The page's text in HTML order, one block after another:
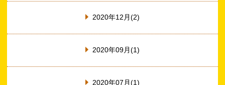
2020年12月(2)
2020年09月(1)
2020年07月(1)